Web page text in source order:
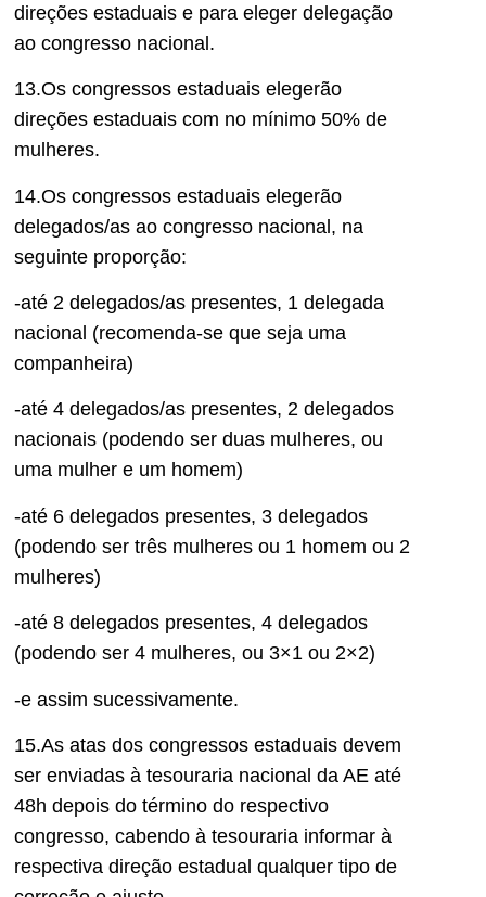
direções estaduais e para eleger delegação
ao congresso nacional.
13.Os congressos estaduais elegerão
direções estaduais com no mínimo 50% de
mulheres.
14.Os congressos estaduais elegerão
delegados/as ao congresso nacional, na
seguinte proporção:
-até 2 delegados/as presentes, 1 delegada
nacional (recomenda-se que seja uma
companheira)
-até 4 delegados/as presentes, 2 delegados
nacionais (podendo ser duas mulheres, ou
uma mulher e um homem)
-até 6 delegados presentes, 3 delegados
(podendo ser três mulheres ou 1 homem ou 2
mulheres)
-até 8 delegados presentes, 4 delegados
(podendo ser 4 mulheres, ou 3×1 ou 2×2)
-e assim sucessivamente.
15.As atas dos congressos estaduais devem
ser enviadas à tesouraria nacional da AE até
48h depois do término do respectivo
congresso, cabendo à tesouraria informar à
respectiva direção estadual qualquer tipo de